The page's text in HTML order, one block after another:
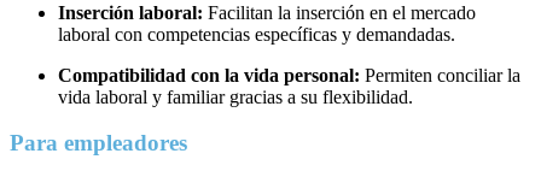
Inserción laboral: Facilitan la inserción en el mercado
laboral con competencias específicas y demandadas.
Compatibilidad con la vida personal: Permiten conciliar la
vida laboral y familiar gracias a su flexibilidad.
Para empleadores